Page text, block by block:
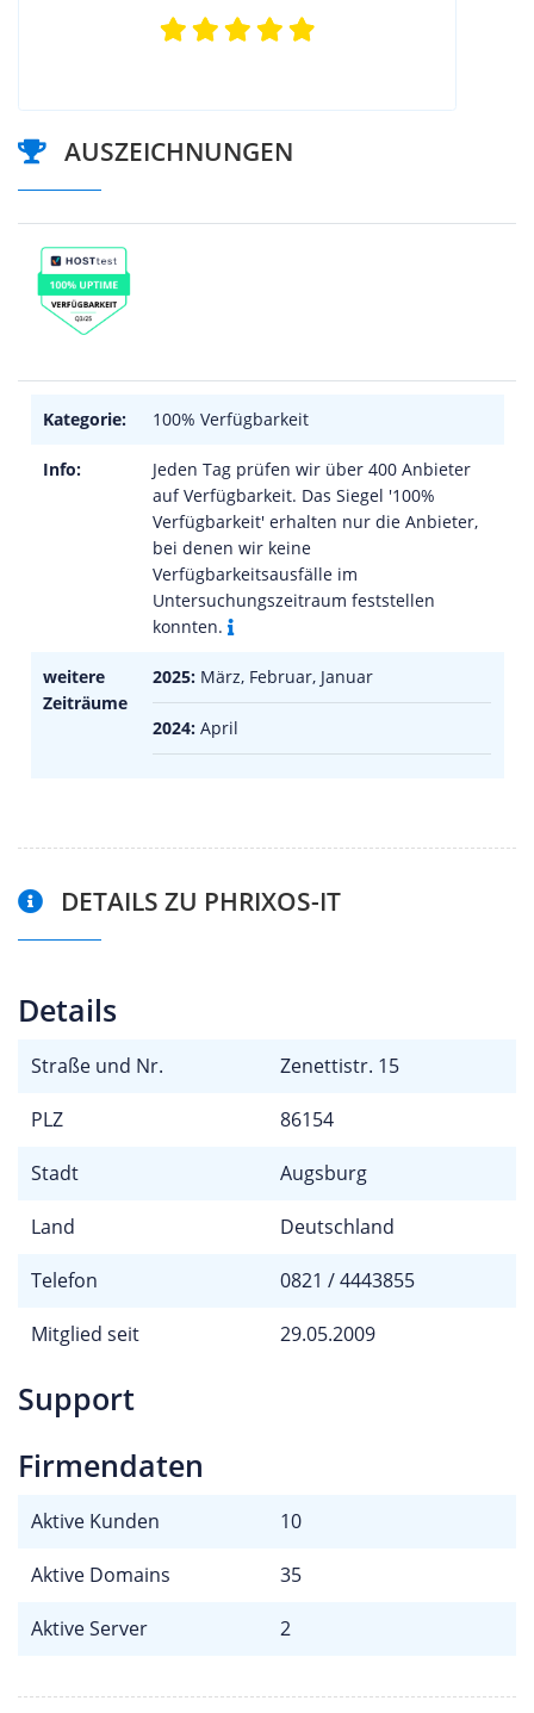
AUSZEICHNUNGEN
Kategorie: 100% Verfügbarkeit
Info:
Jeden Tag prüfen wir über 400 Anbieter
auf Verfügbarkeit. Das Siegel '100%
Verfügbarkeit' erhalten nur die Anbieter,
bei denen wir keine
Verfügbarkeitsausfälle im
Untersuchungszeitraum feststellen
konnten.
weitere
Zeiträume
2025: März, Februar, Januar
2024: April
DETAILS ZU PHRIXOS-IT
Details
Straße und Nr. Zenettistr. 15
PLZ 86154
Stadt Augsburg
Land Deutschland
Telefon 0821 / 4443855
Mitglied seit 29.05.2009
Support
Firmendaten
Aktive Kunden 10
Aktive Domains 35
Aktive Server 2